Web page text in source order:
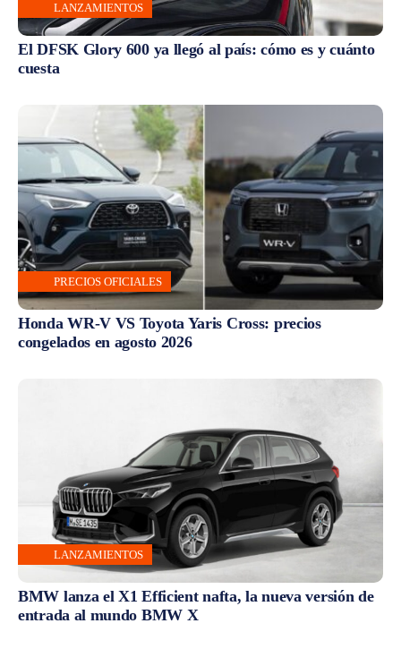
LANZAMIENTOS
El DFSK Glory 600 ya llegó al país: cómo es y cuánto
cuesta
PRECIOS OFICIALES
Honda WR-V VS Toyota Yaris Cross: precios
congelados en agosto 2026
LANZAMIENTOS
BMW lanza el X1 Efficient nafta, la nueva versión de
entrada al mundo BMW X